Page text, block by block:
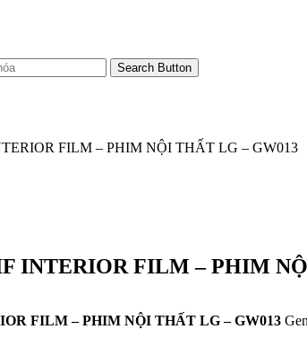
Search Button
FILM – PHIM NỘI THẤT LG – GW013
INTERIOR FILM – PHIM
FILM – PHIM NỘI THẤT LG – GW013